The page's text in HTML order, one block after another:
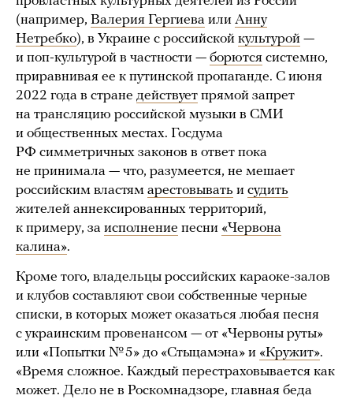
(например, Валерия Гергиева или Анну
Нетребко), в Украине с российской культурой —
и поп-культурой в частности — борются системно,
приравнивая ее к путинской пропаганде. С июня
2022 года в стране действует прямой запрет
на трансляцию российской музыки в СМИ
и общественных местах. Госдума
РФ симметричных законов в ответ пока
не принимала — что, разумеется, не мешает
российским властям арестовывать и судить
жителей аннексированных территорий,
к примеру, за исполнение песни «Червона
калина».
Кроме того, владельцы российских караоке-залов
и клубов составляют свои собственные черные
списки, в которых может оказаться любая песня
с украинским провенансом — от «Червоны руты»
или «Попытки № 5» до «Стыцамэна» и «Кружит».
«Время сложное. Каждый перестраховывается как
может. Дело не в Роскомнадзоре, главная беда